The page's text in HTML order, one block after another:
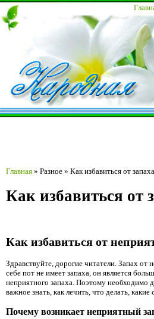
Главная » Разное » Как избавиться от
Как избавиться от
Как избавиться от
Здравствуйте, дорогие читатели. Запах от
себе пот не имеет запаха, он является
неприятного запаха. Поэтому необходимо
важное знать, как лечить, что делать,
Почему возникает неприятный